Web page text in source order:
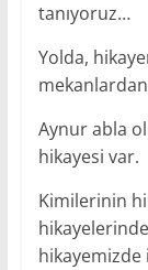
tanıyoruz…
Yolda,
Aynur abla
hikayesi var.
Kimilerinin